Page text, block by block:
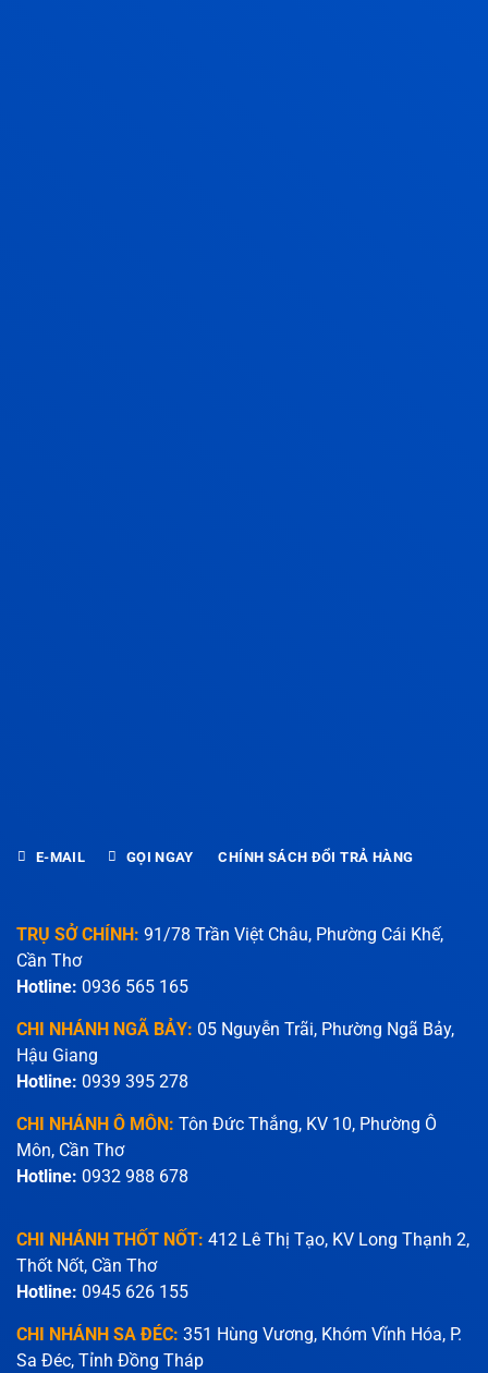
TRỤ SỞ CHÍNH: 91/78 Trần Việt Châu, Phường Cái Khế,
Cần Thơ
Hotline: 0936 565 165
CHI NHÁNH NGÃ BẢY: 05 Nguyễn Trãi, Phường Ngã Bảy,
Hậu Giang
Hotline: 0939 395 278
CHI NHÁNH Ô MÔN: Tôn Đức Thắng, KV 10, Phường Ô
Môn, Cần Thơ
Hotline: 0932 988 678
CHI NHÁNH THỐT NỐT: 412 Lê Thị Tạo, KV Long Thạnh 2,
Thốt Nốt, Cần Thơ
Hotline: 0945 626 155
CHI NHÁNH SA ĐÉC: 351 Hùng Vương, Khóm Vĩnh Hóa, P.
Sa Đéc, Tỉnh Đồng Tháp
E-MAIL GỌI NGAY CHÍNH SÁCH ĐỔI TRẢ HÀNG